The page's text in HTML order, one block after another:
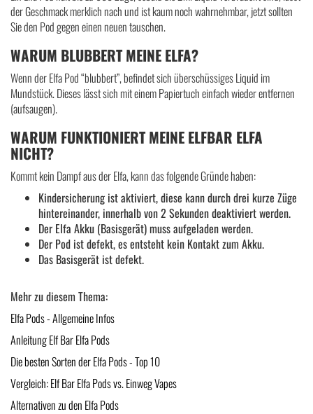
der Geschmack merklich nach und ist kaum noch wahrnehmbar, jetzt sollten
Sie den Pod gegen einen neuen tauschen.
WARUM BLUBBERT MEINE ELFA?
Wenn der Elfa Pod “blubbert”, befindet sich überschüssiges Liquid im
Mundstück. Dieses lässt sich mit einem Papiertuch einfach wieder entfernen
(aufsaugen).
WARUM FUNKTIONIERT MEINE ELFBAR ELFA
NICHT?
Kommt kein Dampf aus der Elfa, kann das folgende Gründe haben:
Kindersicherung ist aktiviert, diese kann durch drei kurze Züge
hintereinander, innerhalb von 2 Sekunden deaktiviert werden.
Der Elfa Akku (Basisgerät) muss aufgeladen werden.
Der Pod ist defekt, es entsteht kein Kontakt zum Akku.
Das Basisgerät ist defekt.
Mehr zu diesem Thema:
Elfa Pods - Allgemeine Infos
Anleitung Elf Bar Elfa Pods
Die besten Sorten der Elfa Pods - Top 10
Vergleich: Elf Bar Elfa Pods vs. Einweg Vapes
Alternativen zu den Elfa Pods